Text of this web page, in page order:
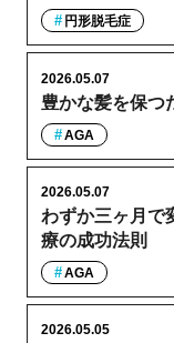
円形脱毛症
豊かな髪を保つ
2026.05.07
AGA
わずか三ヶ月で
療の成功法則
2026.05.07
AGA
2026.05.05